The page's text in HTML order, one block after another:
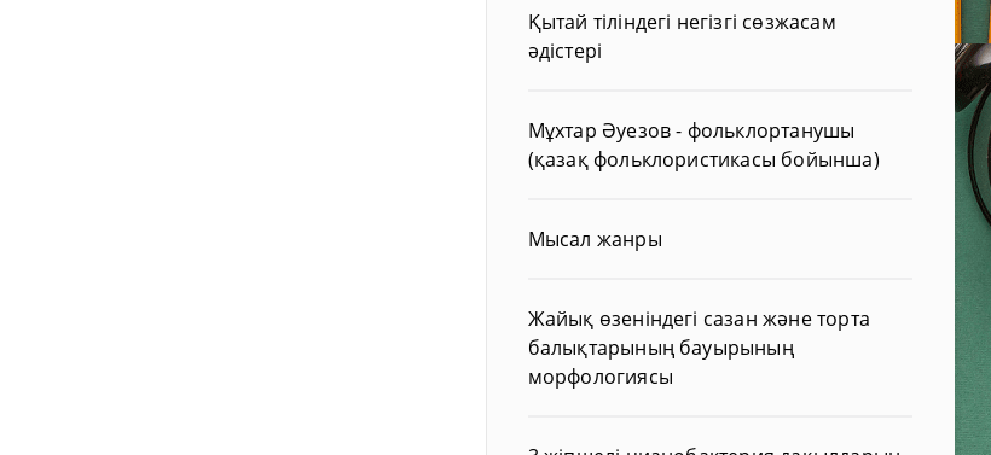
Қытай тіліндегі негізгі сөзжасам
әдістері
Мұхтар Әуезов - фольклортанушы
(қазақ фольклористикасы бойынша)
Мысал жанры
Жайық өзеніндегі сазан және торта
балықтарының бауырының
морфологиясы